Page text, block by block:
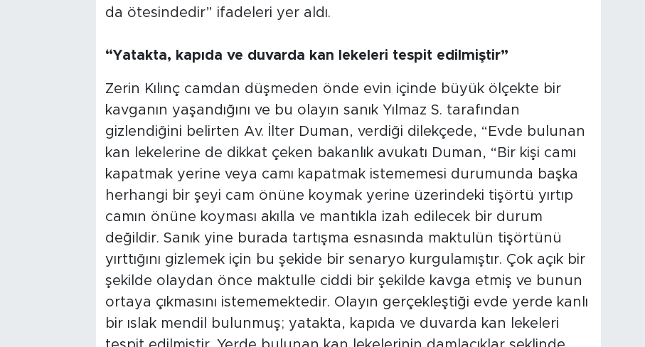
da ötesindedir” ifadeleri yer aldı.
“Yatakta, kapıda ve duvarda kan lekeleri tespit edilmiştir”
Zerin Kılınç camdan düşmeden önde evin içinde büyük ölçekte bir
kavganın yaşandığını ve bu olayın sanık Yılmaz S. tarafından
gizlendiğini belirten Av. İlter Duman, verdiği dilekçede, “Evde bulunan
kan lekelerine de dikkat çeken bakanlık avukatı Duman, “Bir kişi camı
kapatmak yerine veya camı kapatmak istememesi durumunda başka
herhangi bir şeyi cam önüne koymak yerine üzerindeki tişörtü yırtıp
camın önüne koyması akılla ve mantıkla izah edilecek bir durum
değildir. Sanık yine burada tartışma esnasında maktulün tişörtünü
yırttığını gizlemek için bu şekide bir senaryo kurgulamıştır. Çok açık bir
şekilde olaydan önce maktulle ciddi bir şekilde kavga etmiş ve bunun
ortaya çıkmasını istememektedir. Olayın gerçekleştiği evde yerde kanlı
bir ıslak mendil bulunmuş; yatakta, kapıda ve duvarda kan lekeleri